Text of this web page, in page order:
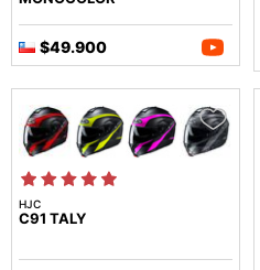
$49.900
HJC
C91 TALY